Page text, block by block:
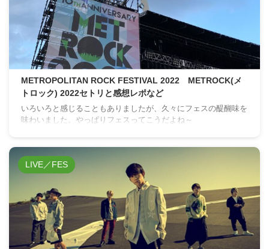
METROPOLITAN ROCK FESTIVAL 2022 METROCK(メ
トロック) 2022セトリと感想レポなど
いろいろと感じることもありましたが、久々にフェスの醍醐味を
味わいました。やっぱりフェスってこうだよね～
LIVE／FES